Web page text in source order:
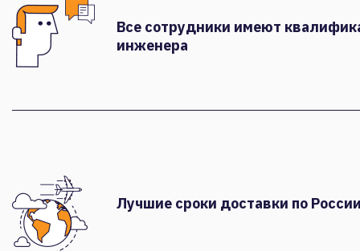
Все сотрудники имеют
инженера
Лучшие сроки доставки по